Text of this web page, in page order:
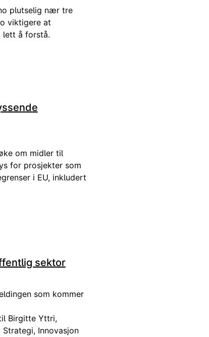
plutselig nær tre
viktigere at
lett å forstå.
om midler til
for prosjekter som
i EU, inkludert
sektor
som kommer
Birgitte Yttri,
Innovasjon